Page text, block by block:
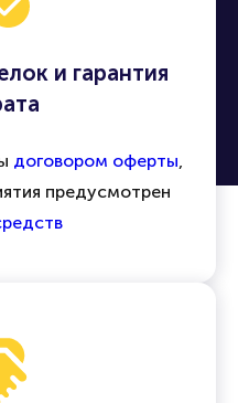
и гарантия
договором оферты,
предусмотрен